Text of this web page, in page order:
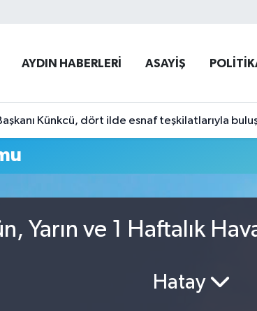
AYDIN HABERLERİ ASAYİŞ
Künkcü, dört ilde esnaf teşkilatlarıyla
Yarın ve 1 Haftalık
Hatay